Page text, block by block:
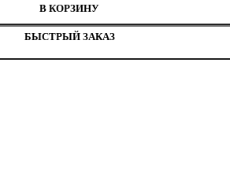
В КОРЗИНУ
БЫСТРЫЙ ЗАКАЗ